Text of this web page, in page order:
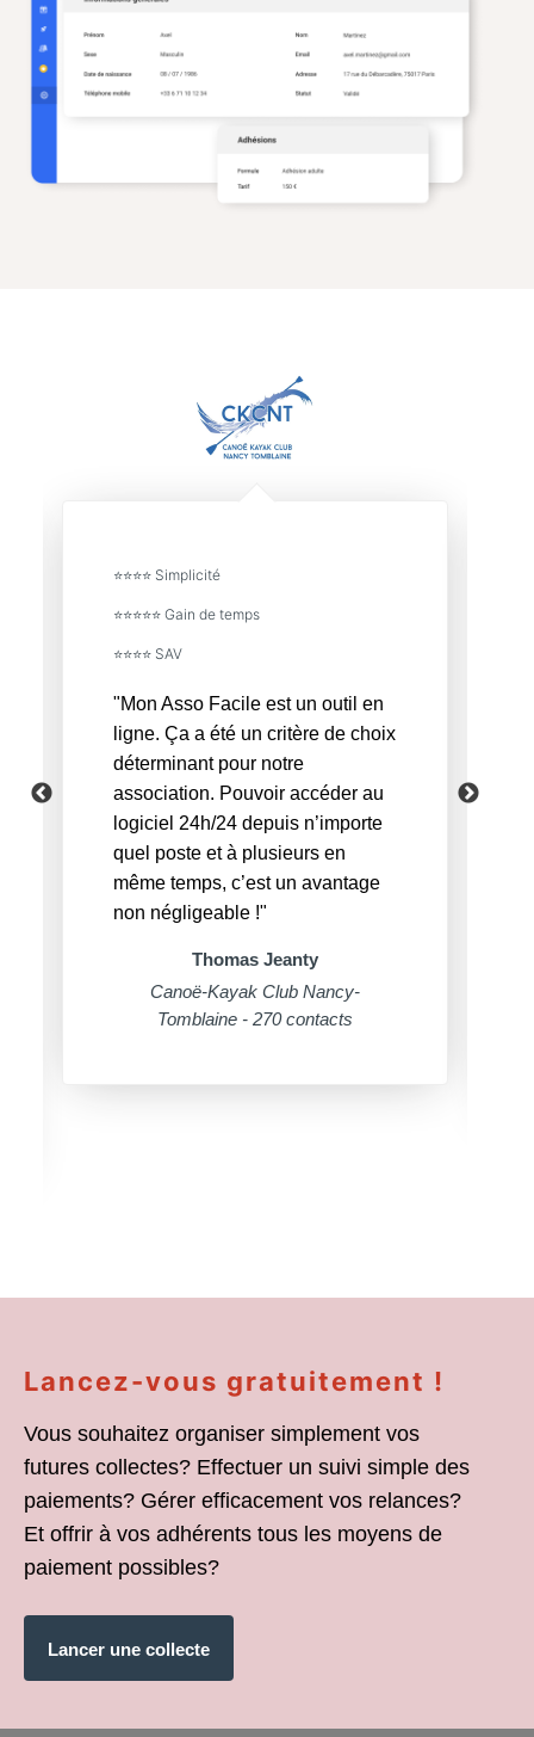
⭐⭐⭐⭐ Simplicité
⭐⭐⭐⭐⭐ Gain de temps
⭐⭐⭐⭐ SAV
"Mon Asso Facile est un outil en
ligne. Ça a été un critère de choix
déterminant pour notre
association. Pouvoir accéder au
logiciel 24h/24 depuis n’importe
quel poste et à plusieurs en
même temps, c’est un avantage
non négligeable !"
Thomas Jeanty
Canoë-Kayak Club Nancy-
Tomblaine - 270 contacts
Lancez-vous gratuitement !
Vous souhaitez organiser simplement vos
futures collectes? Effectuer un suivi simple des
paiements? Gérer efficacement vos relances?
Et offrir à vos adhérents tous les moyens de
paiement possibles?
Lancer une collecte